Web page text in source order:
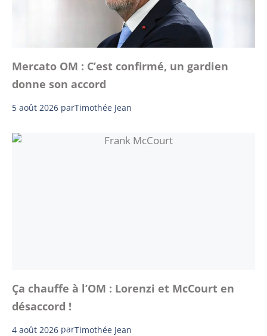
Mercato OM : C’est confirmé, un gardien
donne son accord
5 août 2026 parTimothée Jean
Ça chauffe à l’OM : Lorenzi et McCourt en
désaccord !
4 août 2026 parTimothée Jean